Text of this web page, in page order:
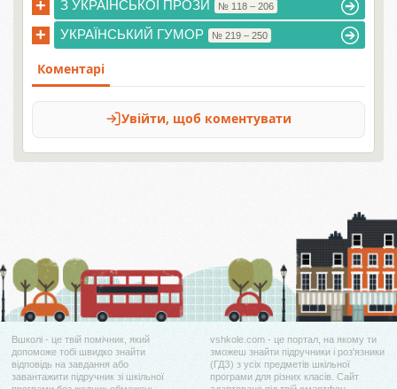
+ З УКРАЇНСЬКОЇ ПРОЗИ № 118 – 206
+ УКРАЇНСЬКИЙ ГУМОР № 219 – 250
Вшколі - це твій помічник, який
допоможе тобі швидко знайти
відповідь на завдання або
завантажити підручник зі шкільної
vshkole.com - це портал, на якому ти
зможеш знайти підручники і роз'язники
(ГДЗ) з усіх предметів шкільної
програми для різних класів. Сайт